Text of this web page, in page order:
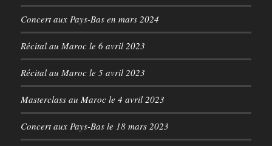
Concert aux Pays-Bas en mars 2024
Récital au Maroc le 6 avril 2023
Récital au Maroc le 5 avril 2023
Masterclass au Maroc le 4 avril 2023
Concert aux Pays-Bas le 18 mars 2023